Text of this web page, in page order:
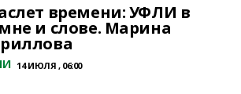
времени: УФЛИ в
и слове. Марина
14 ИЮЛЯ , 06:00